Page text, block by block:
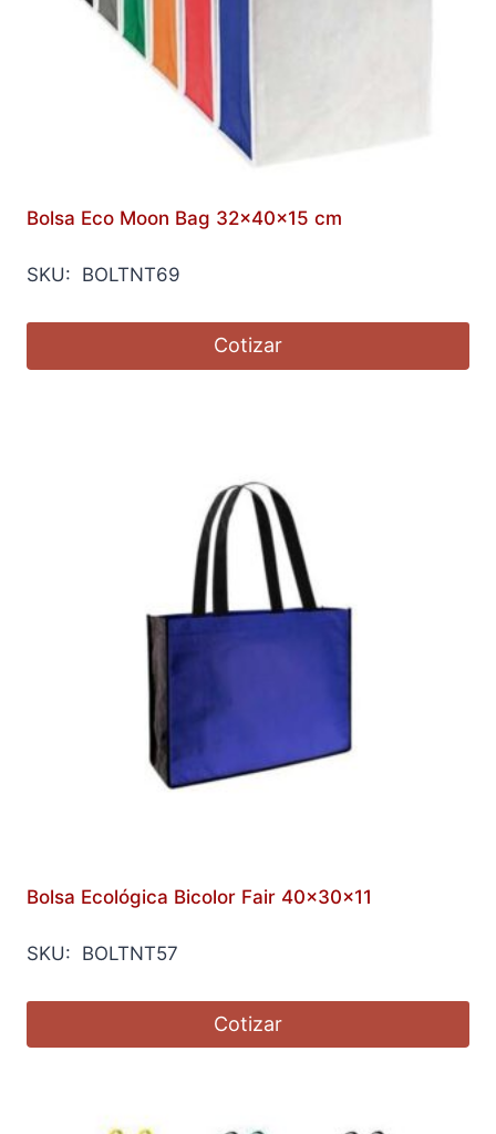
Bolsa Eco Moon Bag 32x40x15 cm
SKU: BOLTNT69
Cotizar
Bolsa Ecológica Bicolor Fair 40x30x11
SKU: BOLTNT57
Cotizar